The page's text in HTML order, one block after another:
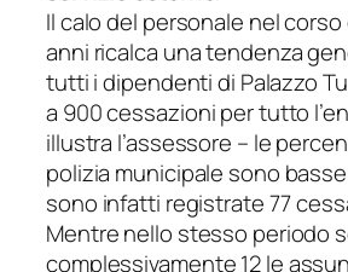
Il calo del personale nel
anni ricalca una tendenza
tutti i dipendenti di Palazzo
a 900 cessazioni per tutto
illustra l’assessore – le
polizia municipale sono
sono infatti registrate 77
Mentre nello stesso periodo
complessivamente 12 le